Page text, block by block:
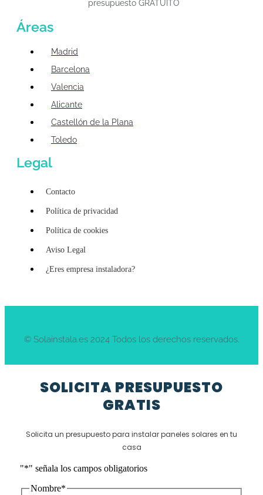
presupuesto GRATUITO
Áreas
Madrid
Barcelona
Valencia
Alicante
Castellón de la Plana
Toledo
Legal
Contacto
Política de privacidad
Política de cookies
Aviso Legal
¿Eres empresa instaladora?
© Solainstala.es 2024 Todos los derechos reservados.
SOLICITA PRESUPUESTO
GRATIS
Solicita un presupuesto para instalar paneles solares en tu
casa
"*" señala los campos obligatorios
Nombre*